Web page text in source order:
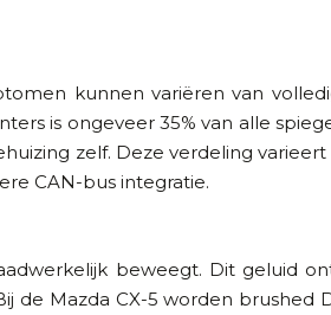
kunnen variëren van
is ongeveer 35% van alle
zelf. Deze verdeling varieert
CAN-bus integratie.
beweegt. Dit geluid
de Mazda CX-5 worden